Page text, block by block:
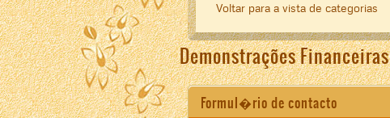
Voltar para a vista de categorias
Demonstrações Financeiras
Formul�rio de contacto